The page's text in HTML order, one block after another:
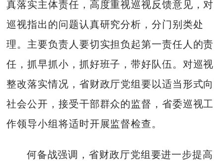
真落实主体责任，高度重视巡视反馈意见，对
巡视指出的问题认真研究分析，分门别类处
理。主要负责人要切实担负起第一责任人的责
任，抓早抓小，抓好班子，带好队伍。对巡视
整改落实情况，省财政厅党组要以适当形式向
社会公开，接受干部群众的监督，省委巡视工
作领导小组将适时开展监督检查。
何备战强调，省财政厅党组要进一步提高